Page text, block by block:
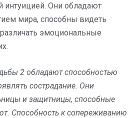
интуицией. Они обладают
мира, способны видеть
эмоциональные
2 обладают способностью
сострадание. Они
и защитницы, способные
Способность к сопереживанию